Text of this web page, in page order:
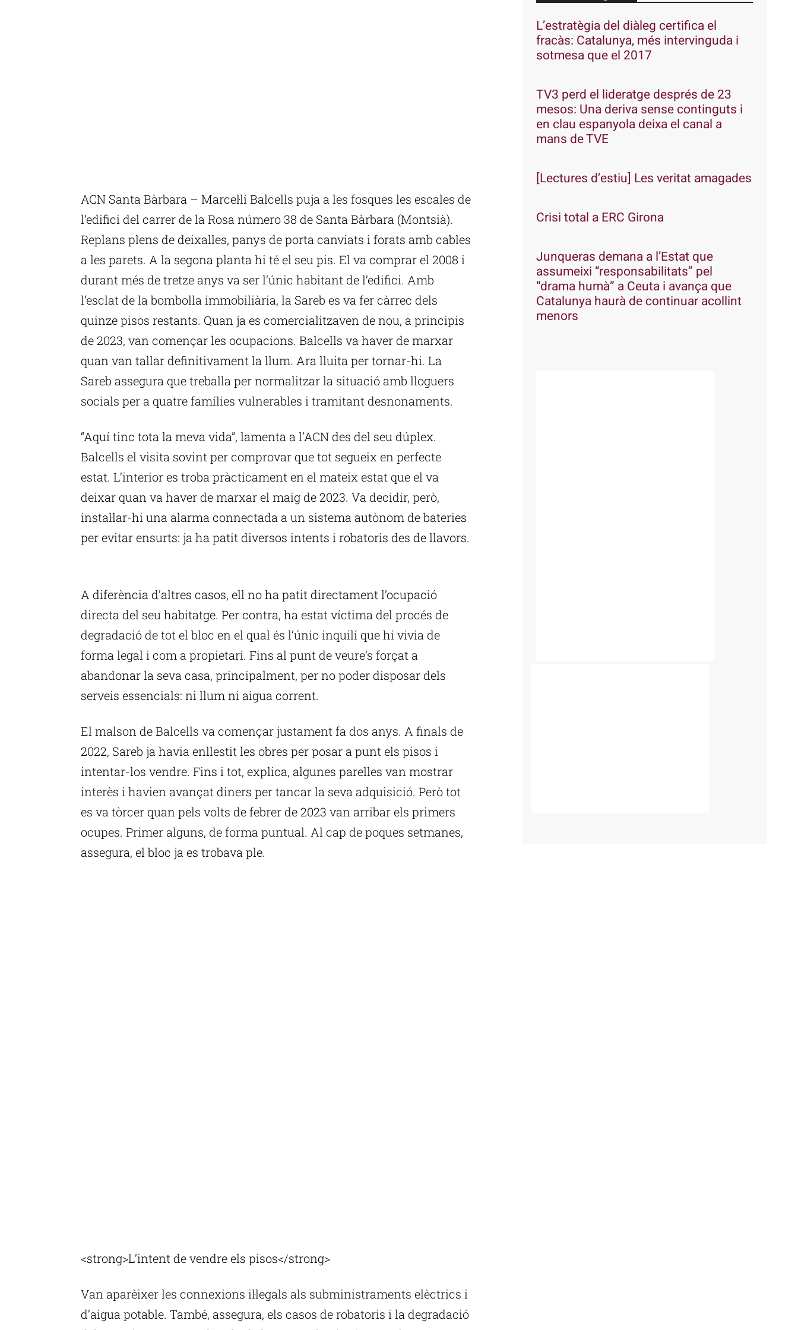
ACN Santa Bàrbara – Marcel·lí Balcells puja a les fosques les escales de
l’edifici del carrer de la Rosa número 38 de Santa Bàrbara (Montsià).
Replans plens de deixalles, panys de porta canviats i forats amb cables
a les parets. A la segona planta hi té el seu pis. El va comprar el 2008 i
durant més de tretze anys va ser l’únic habitant de l’edifici. Amb
l’esclat de la bombolla immobiliària, la Sareb es va fer càrrec dels
quinze pisos restants. Quan ja es comercialitzaven de nou, a principis
de 2023, van començar les ocupacions. Balcells va haver de marxar
quan van tallar definitivament la llum. Ara lluita per tornar-hi. La
Sareb assegura que treballa per normalitzar la situació amb lloguers
socials per a quatre famílies vulnerables i tramitant desnonaments.
“Aquí tinc tota la meva vida”, lamenta a l’ACN des del seu dúplex.
Balcells el visita sovint per comprovar que tot segueix en perfecte
estat. L’interior es troba pràcticament en el mateix estat que el va
deixar quan va haver de marxar el maig de 2023. Va decidir, però,
instal·lar-hi una alarma connectada a un sistema autònom de bateries
per evitar ensurts: ja ha patit diversos intents i robatoris des de llavors.
A diferència d’altres casos, ell no ha patit directament l’ocupació
directa del seu habitatge. Per contra, ha estat víctima del procés de
degradació de tot el bloc en el qual és l’únic inquilí que hi vivia de
forma legal i com a propietari. Fins al punt de veure’s forçat a
abandonar la seva casa, principalment, per no poder disposar dels
serveis essencials: ni llum ni aigua corrent.
El malson de Balcells va començar justament fa dos anys. A finals de
2022, Sareb ja havia enllestit les obres per posar a punt els pisos i
intentar-los vendre. Fins i tot, explica, algunes parelles van mostrar
interès i havien avançat diners per tancar la seva adquisició. Però tot
es va tòrcer quan pels volts de febrer de 2023 van arribar els primers
ocupes. Primer alguns, de forma puntual. Al cap de poques setmanes,
assegura, el bloc ja es trobava ple.
<strong>L’intent de vendre els pisos</strong>
Van aparèixer les connexions il·legals als subministraments elèctrics i
d’aigua potable. També, assegura, els casos de robatoris i la degradació
L’estratègia del diàleg certifica el
fracàs: Catalunya, més intervinguda i
sotmesa que el 2017
TV3 perd el lideratge després de 23
mesos: Una deriva sense continguts i
en clau espanyola deixa el canal a
mans de TVE
[Lectures d’estiu] Les veritat amagades
Crisi total a ERC Girona
Junqueras demana a l’Estat que
assumeixi “responsabilitats” pel
“drama humà” a Ceuta i avança que
Catalunya haurà de continuar acollint
menors